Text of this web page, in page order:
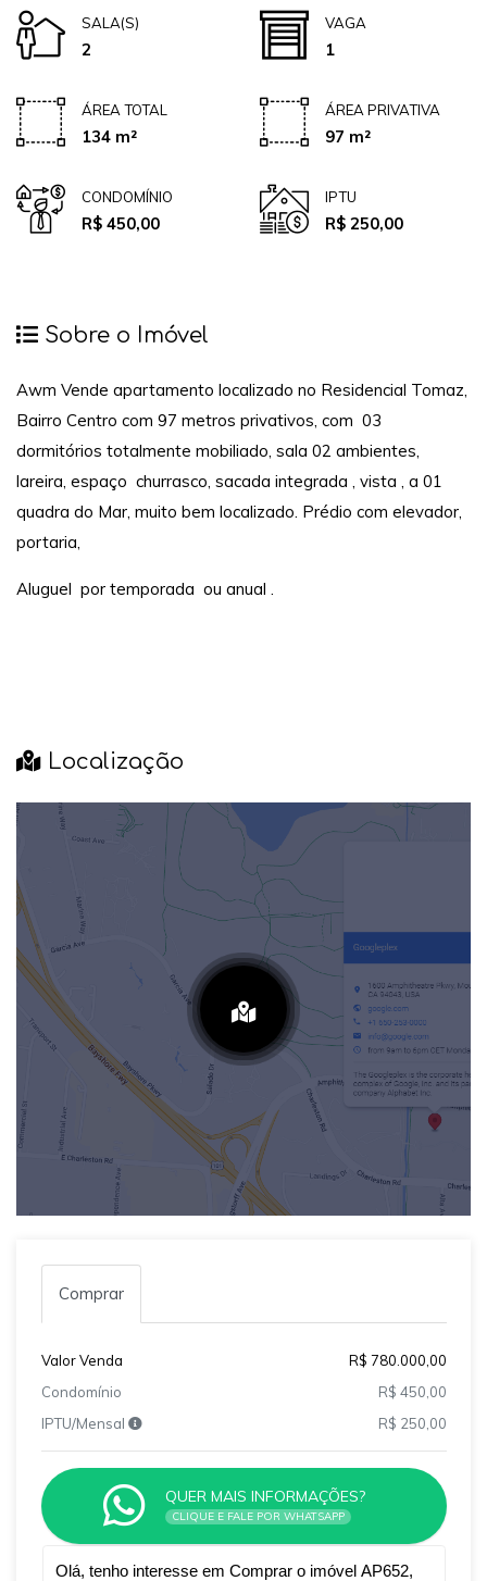
SALA(S)
2
VAGA
1
ÁREA TOTAL
134 m²
ÁREA PRIVATIVA
97 m²
CONDOMÍNIO
R$ 450,00
IPTU
R$ 250,00
Sobre o Imóvel
Awm Vende apartamento localizado no Residencial Tomaz,
Bairro Centro com 97 metros privativos, com 03
dormitórios totalmente mobiliado, sala 02 ambientes,
lareira, espaço churrasco, sacada integrada , vista , a 01
quadra do Mar, muito bem localizado. Prédio com elevador,
portaria,
Aluguel por temporada ou anual .
Localização
Comprar
Valor Venda
R$ 780.000,00
Condomínio
R$ 450,00
IPTU/Mensal
R$ 250,00
QUER MAIS INFORMAÇÕES?
CLIQUE E FALE POR WHATSAPP